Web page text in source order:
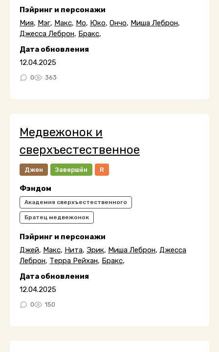
Пэйринг и персонажи
Мия, Мэг, Макс, Мо, Юко, Ончо, Миша Леброн,
Джесса Леброн, Бракс,
Дата обновления
12.04.2025
0 363
Медвежонок и
сверхъестественное
Джен Завершён R
Фэндом
Академия сверхъестественного
Братец медвежонок
Пэйринг и персонажи
Джей, Макс, Нита, Эрик, Миша Леброн, Джесса
Леброн, Терра Рейхан, Бракс,
Дата обновления
12.04.2025
0 150